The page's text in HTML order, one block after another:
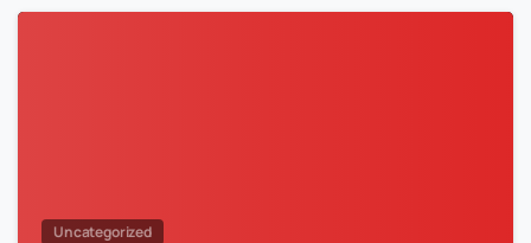
Uncategorized